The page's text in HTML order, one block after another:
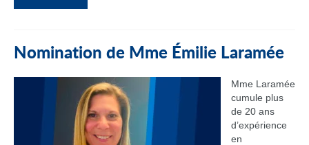
Nomination de Mme Émilie Laramée
Mme Laramée
cumule plus
de 20 ans
d’expérience
en